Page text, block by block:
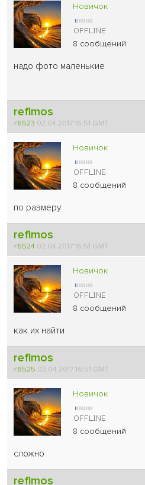
Новичок
8 сообщений
надо фото маленькие
refimos
#6523 02.04.2017 16:51 GMT
Новичок
8 сообщений
по размеру
refimos
#6524 02.04.2017 16:51 GMT
Новичок
8 сообщений
как их найти
refimos
#6525 02.04.2017 16:51 GMT
Новичок
8 сообщений
сложно
refimos